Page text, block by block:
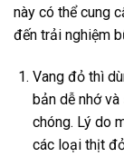
này có thể cung
đến trải nghiệm
Vang đỏ thì
bản dễ nhớ
chóng. Lý do
các loại thịt